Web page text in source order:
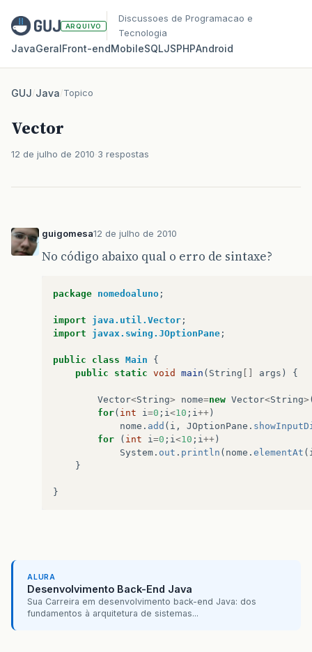
ARQUIVO
Discussoes de Programacao e
Tecnologia
JavaGeralFront‑endMobileSQLJSPHPAndroid
GUJ/Java/Topico
Vector
12 de julho de 2010 3 respostas
guigomesa12 de julho de 2010
No código abaixo qual o erro de sintaxe?
package nomedoaluno ;
import java.util.Vector ;
import
javax.swing.JOptionPane ;
public class Main
{
public
static void main ( String args ) {
Vector<String> nome=new Vector<String>
for( int i=0 ; i<10 ; i++ )
nome . add ( i , JOptionPane .
for
( int i=0 ; i<10 ; i++ )
System . out . println ( nome . elementAt (
}
}
ALURA
Desenvolvimento Back-End Java
Sua Carreira em desenvolvimento back-end Java: dos
fundamentos à arquitetura de sistemas...